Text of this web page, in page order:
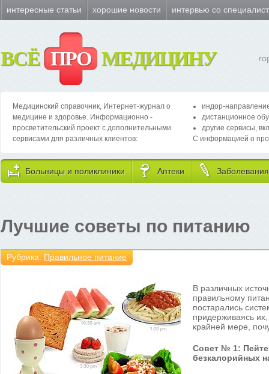
интересные статьи хорошие новости интервью со
ВСЁ ПРО МЕДИЦИНУ
Медицинский справочник, Интернет-журнал о
медицине и здоровье. Информационно -
просветительский проект с дополнительными
сервисами для различных клиентов:
индор-
дистанционное
другие сервисы,
С информацией о
Больницы и поликлиники Аптеки Заболевания
Лучшие советы по питанию
Рубрика: Правильное питание
В различных
правильному
постарались
придерживаясь
крайней мере,
Совет № 1:
безкалорийных